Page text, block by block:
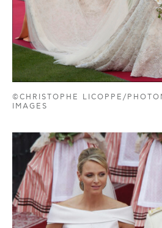
©CHRISTOPHE LICOPPE/
IMAGES